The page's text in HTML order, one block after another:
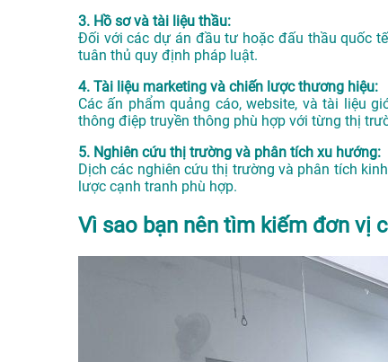
3. Hồ sơ và tài liệu thầu:
Đối với các dự án đầu tư hoặc đấu thầu quốc
tuân thủ quy định pháp luật.
4. Tài liệu marketing và chiến lược thương hiệu:
Các ấn phẩm quảng cáo, website, và tài liệu
thông điệp truyền thông phù hợp với từng thị
5. Nghiên cứu thị trường và phân tích xu hướng:
Dịch các nghiên cứu thị trường và phân tích
lược cạnh tranh phù hợp.
Vì sao bạn nên tìm kiếm đơn vị